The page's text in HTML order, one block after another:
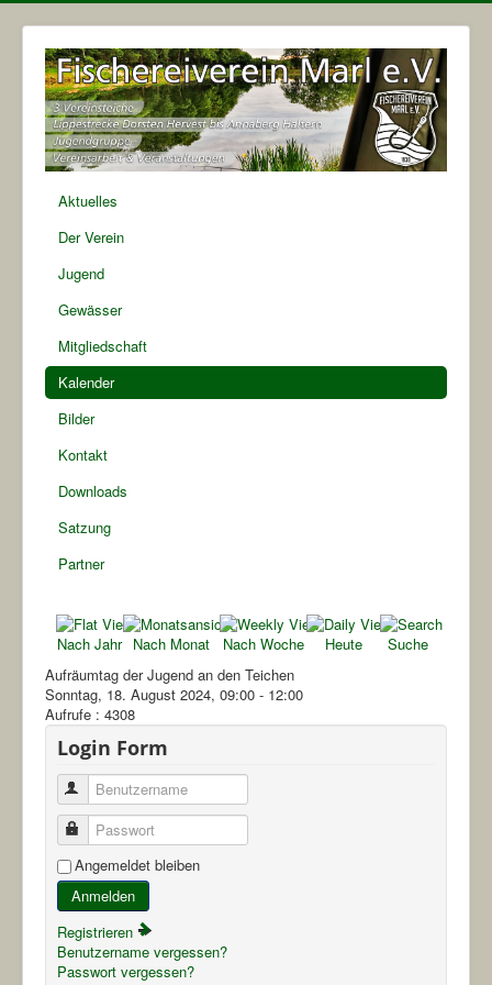
Aktuelles
Der Verein
Jugend
Gewässer
Mitgliedschaft
Kalender
Bilder
Kontakt
Downloads
Satzung
Partner
Nach Jahr Nach Monat Nach Woche Heute
Suche
Aufräumtag der Jugend an den Teichen
Sonntag, 18. August 2024, 09:00 - 12:00
Aufrufe : 4308
Login Form
Benutzername
Passwort
Angemeldet bleiben
Anmelden
Registrieren
Benutzername vergessen?
Passwort vergessen?